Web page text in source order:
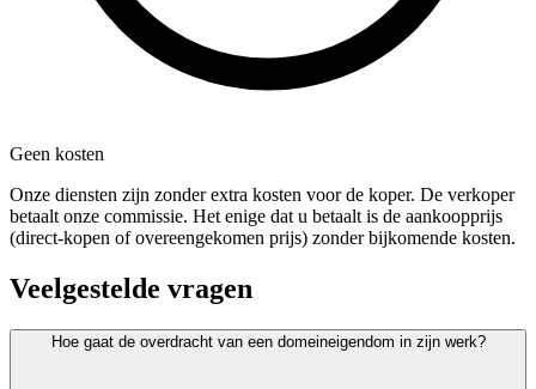
Geen kosten
Onze diensten zijn zonder extra kosten voor de koper. De verkoper
betaalt onze commissie. Het enige dat u betaalt is de aankoopprijs
(direct-kopen of overeengekomen prijs) zonder bijkomende kosten.
Veelgestelde vragen
Hoe gaat de overdracht van een domeineigendom in zijn werk?